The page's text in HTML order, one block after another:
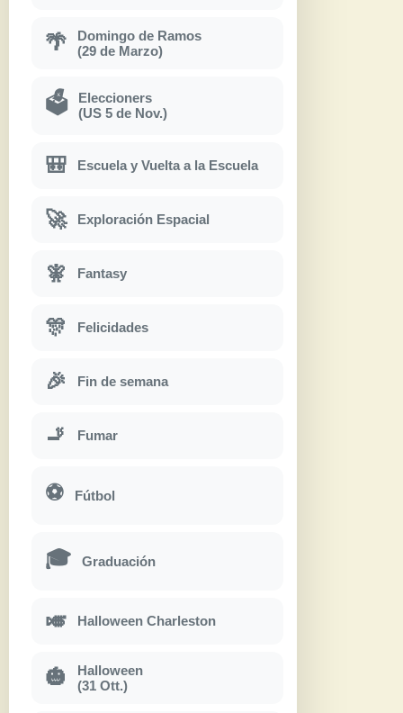
🌴
Domingo de Ramos
(29 de Marzo)
🗳
Eleccioners
(US 5 de Nov.)
🎒 Escuela y Vuelta a la Escuela
🚀 Exploración Espacial
🧚 Fantasy
🎊 Felicidades
🎉 Fin de semana
🚬 Fumar
⚽ Fútbol
🎓 Graduación
🎺 Halloween Charleston
🎃
Halloween
(31 Ott.)